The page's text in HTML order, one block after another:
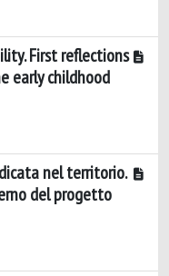
First reflections
early childhood
nel territorio.
del progetto